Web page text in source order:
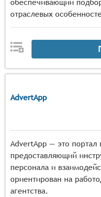
обеспечивающий
отраслевых
AdvertApp
AdvertApp — это портал
предоставляющий
персонала и
ориентирован на
агентства.